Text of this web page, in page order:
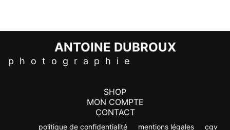
ANTOINE DUBROUX
p h o t o g r a p h i e
SHOP
MON COMPTE
CONTACT
politique de confidentialité mentions légales cgv